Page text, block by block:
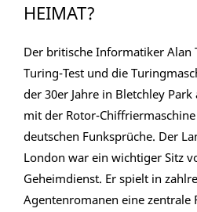
HEIMAT?
Der britische Informatiker Alan
Turing-Test und die
der 30er Jahre in Bletchley
mit der Rotor-
deutschen Funksprüche. Der
London war ein wichtiger Sitz
Geheimdienst. Er spielt in
Agentenromanen eine zentrale